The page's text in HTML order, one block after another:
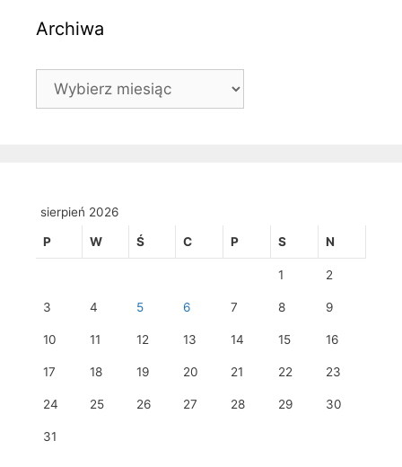
Archiwa
Archiwa
sierpień 2026
P W Ś C P S N
1 2
3 4 5 6 7 8 9
10 11 12 13 14 15 16
17 18 19 20 21 22 23
24 25 26 27 28 29 30
31